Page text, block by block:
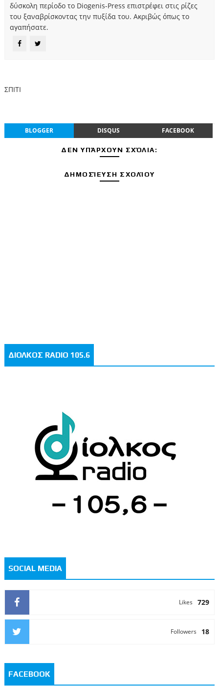
δύσκολη περίοδο το Diogenis-Press επιστρέφει στις ρίζες
του ξαναβρίσκοντας την πυξίδα του. Ακριβώς όπως το
αγαπήσατε.
ΣΠΙΤΙ
BLOGGER DISQUS FACEBOOK
ΔΕΝ ΥΠΆΡΧΟΥΝ ΣΧΌΛΙΑ:
ΔΗΜΟΣΊΕΥΣΗ ΣΧΟΛΊΟΥ
ΔΙΟΛΚΟΣ RADIO 105.6
SOCIAL MEDIA
729
Likes
18
Followers
FACEBOOK